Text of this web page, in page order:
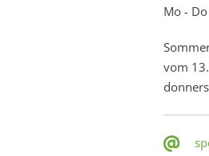
Mo -
vom